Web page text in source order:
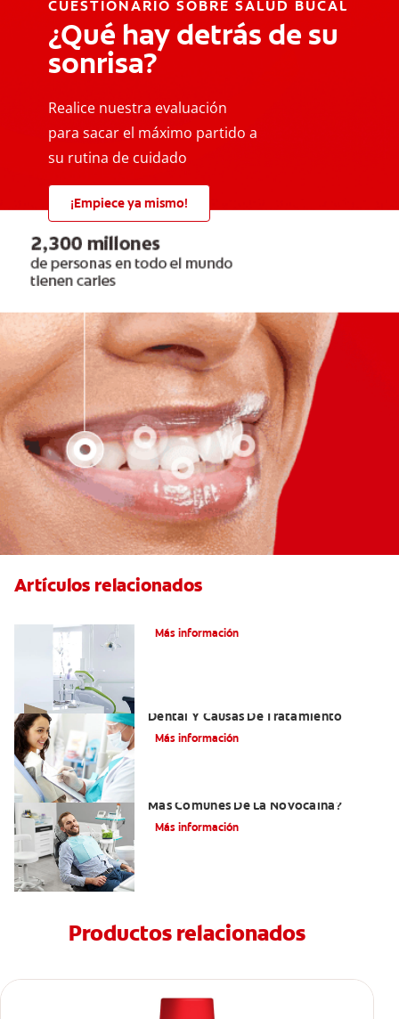
CUESTIONARIO SOBRE SALUD BUCAL
¿Qué hay detrás de su
sonrisa?
Realice nuestra evaluación
para sacar el máximo partido a
su rutina de cuidado
¡Empiece ya mismo!
Artículos relacionados
Más información
Dental Y Causas De Tratamiento
Más información
Más Comunes De La Novocaína?
Más información
Productos relacionados